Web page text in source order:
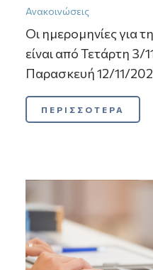
Ανακοινώσεις
Οι ημερομηνίες για
είναι από Τετάρτη 3/
Παρασκευή 12/11/
ΠΕΡΙΣΣΟΤΕΡΑ